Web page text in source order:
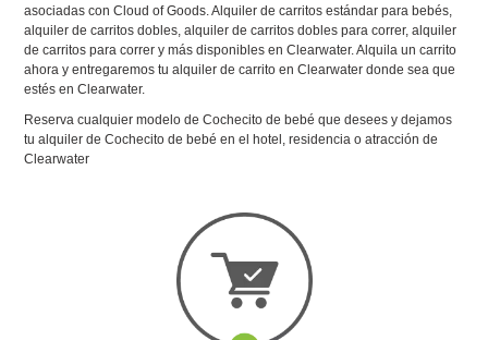
asociadas con Cloud of Goods. Alquiler de carritos estándar para bebés,
alquiler de carritos dobles, alquiler de carritos dobles para correr, alquiler
de carritos para correr y más disponibles en Clearwater. Alquila un carrito
ahora y entregaremos tu alquiler de carrito en Clearwater donde sea que
estés en Clearwater.
Reserva cualquier modelo de Cochecito de bebé que desees y dejamos
tu alquiler de Cochecito de bebé en el hotel, residencia o atracción de
Clearwater